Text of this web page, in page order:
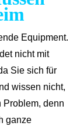
Equipment.
nicht mit
Sie sich für
wissen nicht,
denn
ganze